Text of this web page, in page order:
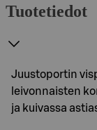
Tuotetiedot
Juustoportin
leivonnaisten
ja kuivassa